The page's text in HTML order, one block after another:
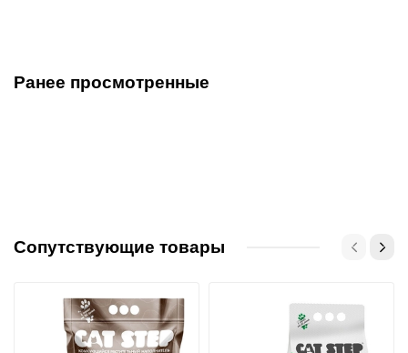
Ранее просмотренные
Сопутствующие товары